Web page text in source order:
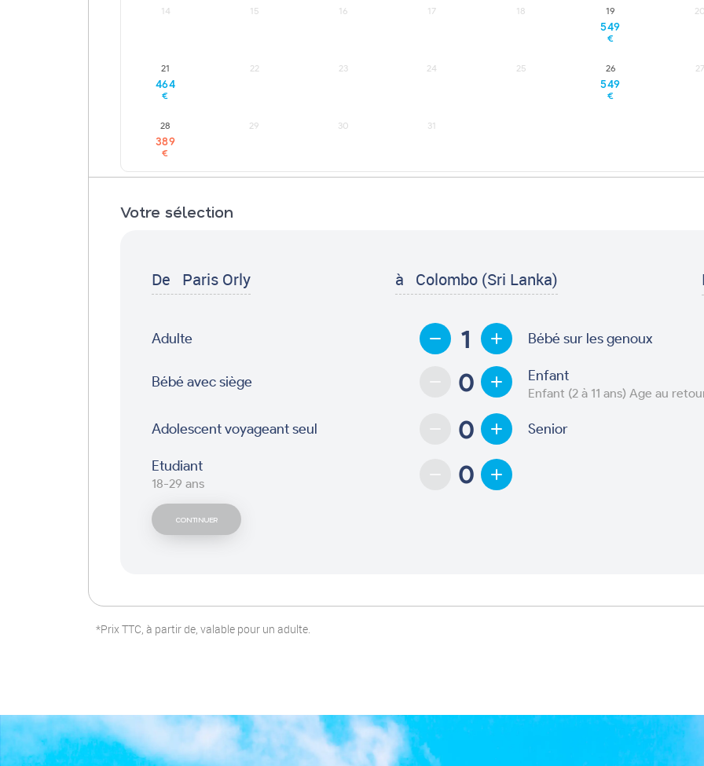
14 15 16 17 18 19
549
€
21
464
€
22 23 24 25 26
549
€
27
28
389
€
LOWEST FARE
29 30 31
Votre sélection
De Paris Orly à Colombo (Sri Lanka)
Adulte Bébé sur les genoux
Bébé avec siège Enfant
Enfant (2 à 11 ans) Age au
Adolescent voyageant seul Senior
Etudiant
18-29 ans
*Prix TTC, à partir de, valable pour un adulte.